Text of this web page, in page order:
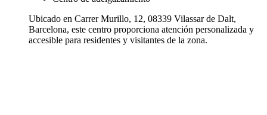
Ubicado en Carrer Murillo, 12, 08339 Vilassar de Dalt,
Barcelona, este centro proporciona atención personalizada y
accesible para residentes y visitantes de la zona.